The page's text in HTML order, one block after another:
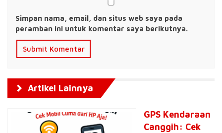
Simpan nama, email, dan situs web saya pada
peramban ini untuk komentar saya berikutnya.
Artikel Lainnya
GPS Kendaraan
Canggih: Cek